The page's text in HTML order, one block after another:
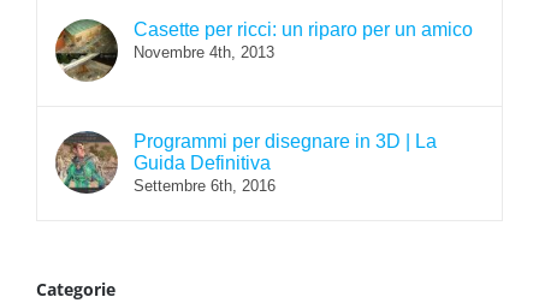
Casette per ricci: un riparo per un amico
Novembre 4th, 2013
Programmi per disegnare in 3D | La
Guida Definitiva
Settembre 6th, 2016
Categorie